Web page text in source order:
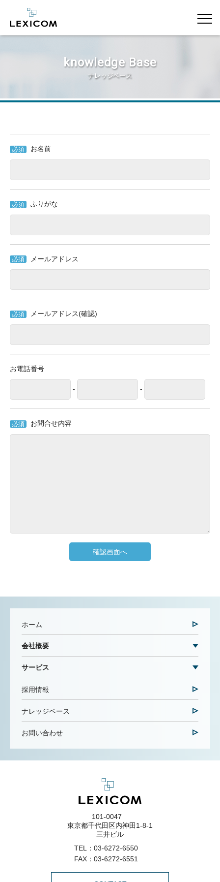
knowledge Base
ナレッジベース
必須 お名前
必須 ふりがな
必須 メールアドレス
必須 メールアドレス(確認)
お電話番号
- -
必須 お問合せ内容
ホーム
会社概要
サービス
採用情報
ナレッジベース
お問い合わせ
101-0047
東京都千代田区内神田1-8-1
三井ビル
TEL： 03-6272-6550
FAX：03-6272-6551